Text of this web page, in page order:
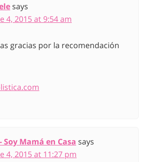
says
4, 2015 at 9:54 am
gracias por la recomendación
Soy Mamá en Casa says
4, 2015 at 11:27 pm